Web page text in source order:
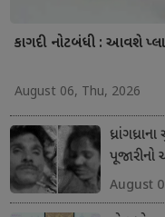
કાગદી નોટબંધી : આવશે
August 06, Thu, 2026
August